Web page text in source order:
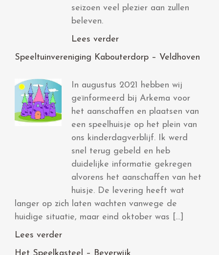
seizoen veel plezier aan zullen
beleven.
Lees verder
Speeltuinvereniging Kabouterdorp – Veldhoven
In augustus 2021 hebben wij
geïnformeerd bij Arkema voor
het aanschaffen en plaatsen van
een speelhuisje op het plein van
ons kinderdagverblijf. Ik werd
snel terug gebeld en heb
duidelijke informatie gekregen
alvorens het aanschaffen van het
huisje. De levering heeft wat
langer op zich laten wachten vanwege de
huidige situatie, maar eind oktober was […]
Lees verder